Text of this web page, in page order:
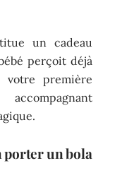
un cadeau
perçoit déjà
première
porter un bola